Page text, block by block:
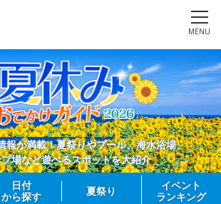
MENU
報が満載！夏祭りやプール、海水浴場、
場など遊べるスポットを大紹介
日付
から探す
夏祭り
イベント
ランキング